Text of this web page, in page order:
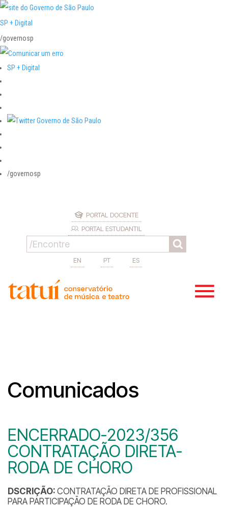
SP + Digital
/governosp
SP + Digital
/governosp
PORTAL DOCENTE
PORTAL ESTUDANTIL
EN PT ES
Comunicados
ENCERRADO-2023/356
CONTRATAÇÃO DIRETA-
RODA DE CHORO
DSCRIÇÃO: CONTRATAÇÃO DIRETA DE PROFISSIONAL
PARA PARTICIPAÇÃO DE RODA DE CHORO.